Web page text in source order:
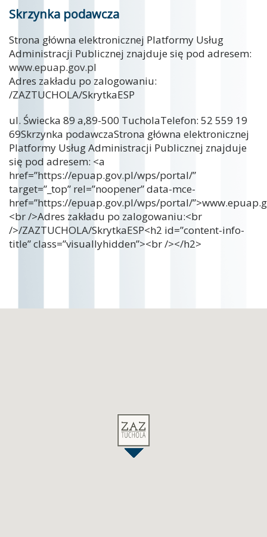
Skrzynka podawcza
Strona główna elektronicznej Platformy Usług
Administracji Publicznej znajduje się pod adresem:
www.epuap.gov.pl
Adres zakładu po zalogowaniu:
/ZAZTUCHOLA/SkrytkaESP
ul. Świecka 89 a,89-500 TucholaTelefon: 52 559 19
69Skrzynka podawczaStrona główna elektronicznej
Platformy Usług Administracji Publicznej znajduje
się pod adresem: <a
href=”https://epuap.gov.pl/wps/portal/”
target=”_top” rel=”noopener” data-mce-
href=”https://epuap.gov.pl/wps/portal/
<br />Adres zakładu po zalogowaniu:<br
/>/ZAZTUCHOLA/SkrytkaESP<h2 id=”content-info-
title” class=”visuallyhidden”><br /></h2>